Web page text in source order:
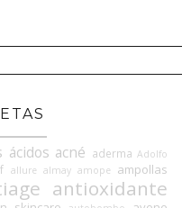
ácidos acné aderma Adolfo
allure almay amope ampollas
antioxidante